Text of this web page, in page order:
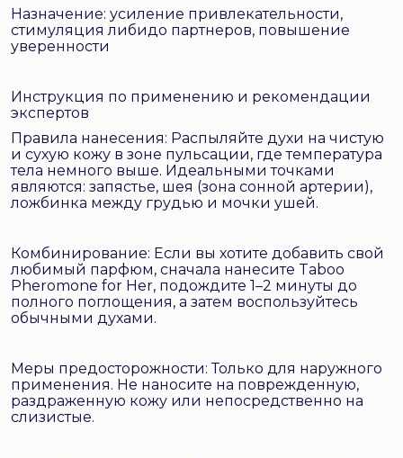
Назначение: усиление привлекательности,
стимуляция либидо партнеров, повышение
уверенности
Инструкция по применению и рекомендации
экспертов
Правила нанесения: Распыляйте духи на чистую
и сухую кожу в зоне пульсации, где температура
тела немного выше. Идеальными точками
являются: запястье, шея (зона сонной артерии),
ложбинка между грудью и мочки ушей.
Комбинирование: Если вы хотите добавить свой
любимый парфюм, сначала нанесите Taboo
Pheromone for Her, подождите 1–2 минуты до
полного поглощения, а затем воспользуйтесь
обычными духами.
Меры предосторожности: Только для наружного
применения. Не наносите на поврежденную,
раздраженную кожу или непосредственно на
слизистые.